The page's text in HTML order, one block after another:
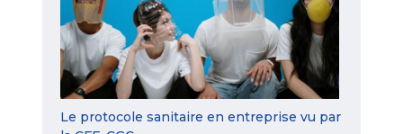
Le protocole sanitaire en entreprise vu par